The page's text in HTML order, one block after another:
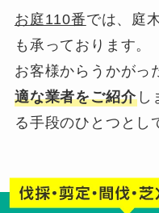
お庭110番では、庭
も承っております。
お客様からうかがっ
適な業者をご紹介 し
る手段のひとつとし